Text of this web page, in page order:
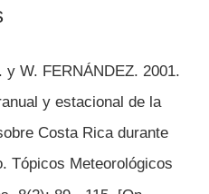
y W. FERNÁNDEZ. 2001.
y estacional de la
Costa Rica durante
Tópicos Meteorológicos